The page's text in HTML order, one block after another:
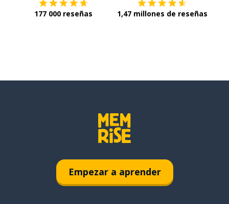
177 000 reseñas 1,47 millones de reseñas
Empezar a aprender